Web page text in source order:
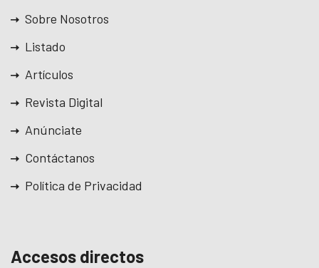
Sobre Nosotros
Listado
Artículos
Revista Digital
Anúnciate
Contáctanos
Política de Privacidad
Accesos directos